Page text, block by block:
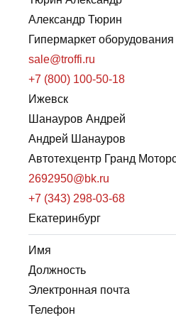
Александр Тюрин
Гипермаркет
sale@troffi.ru
+7 (800) 100-50-18
Ижевск
Шанауров Андрей
Андрей Шанауров
Автотехцентр Гранд
2692950@bk.ru
+7 (343) 298-03-68
Екатеринбург
Имя
Должность
Электронная почта
Телефон